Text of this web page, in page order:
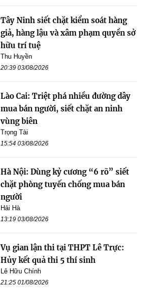
Tây Ninh siết chặt kiểm soát hàng
giả, hàng lậu và xâm phạm quyền sở
hữu trí tuệ
Thu Huyền
20:39 03/08/2026
Lào Cai: Triệt phá nhiều đường dây
mua bán người, siết chặt an ninh
vùng biên
Trọng Tài
15:54 03/08/2026
Hà Nội: Dùng kỷ cương “6 rõ” siết
chặt phòng tuyến chống mua bán
người
Hải Hà
13:19 03/08/2026
Vụ gian lận thi tại THPT Lê Trực:
Hủy kết quả thi 5 thí sinh
Lê Hữu Chính
21:25 01/08/2026